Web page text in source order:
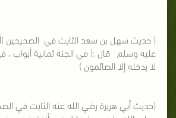
( حديث سهل بن سعد الثابت في الصحيحين
عليه وسلم قال :( في الجنة ثمانية أبواب ،
لا يدخله إلا الصائمون )
(حديث أبي هريرة رضي الله عنه الثابت في